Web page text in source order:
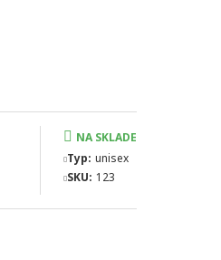
NA SKLADE
Typ: unisex
SKU: 123